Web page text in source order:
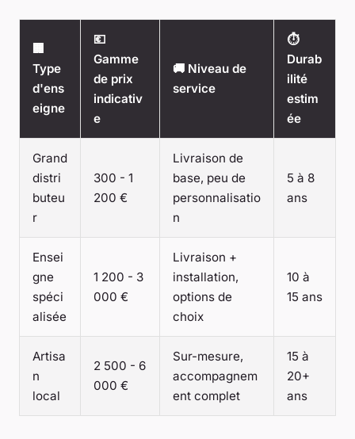
Type
d'ens
eigne
💶
Gamme
de prix
indicativ
e
🚚 Niveau de
service
⏱️
Durab
ilité
estim
ée
Grand
distri
buteu
r
300 - 1
200 €
Livraison de
base, peu de
personnalisatio
n
5 à 8
ans
Ensei
gne
spéci
alisée
1 200 - 3
000 €
Livraison +
installation,
options de
choix
10 à
15 ans
Artisa
n
local
2 500 - 6
000 €
Sur-mesure,
accompagnem
ent complet
15 à
20+
ans